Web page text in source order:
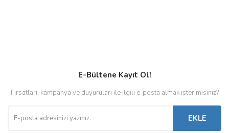
E-Bültene Kayıt Ol!
Fırsatları, kampanya ve duyuruları ile ilgili e-posta almak ister misiniz?
EKLE